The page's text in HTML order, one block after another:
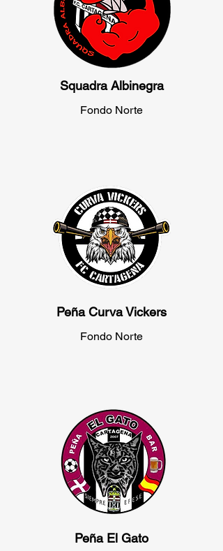
Squadra Albinegra
Fondo Norte
Peña Curva Vickers
Fondo Norte
Peña El Gato